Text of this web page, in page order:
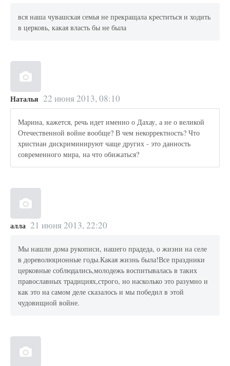
вся наша чувашская семья не прекращала креститься и ходить
в церковь, какая власть бы не была
Наталья 22 июня 2013, 08:10
Марина, кажется, речь идет именно о Дахау, а не о великой
Отечественной войне вообще? В чем некорректность? Что
христиан дискриминируют чаще других - это данность
современного мира, на что обижаться?
алла 21 июня 2013, 22:20
Мы нашли дома рукописи, нашего прадеда, о жизни на селе
в дореволюционные годы.Какая жизнь была!Все праздники
церковные соблюдались,молодежь воспитывалась в таких
православных традициях,строго, но насколько это разумно и
как это на самом деле сказалось и мы победил в этой
чудовищной войне.